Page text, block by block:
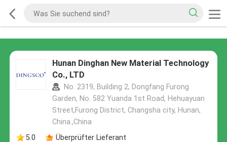
Hunan Dinghan New Material Technology
Co., LTD
No. 2319, Building 2, Dongfang Furong
Garden, No. 582 Yuanda 1st Road, Hehuayuan
Street,Furong District, Changsha city, Hunan,
China.,China
5.0
Überprüfter Lieferant